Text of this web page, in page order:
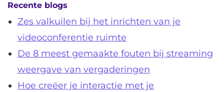
Recente blogs
Zes valkuilen bij het inrichten van je
videoconferentie ruimte
De 8 meest gemaakte fouten bij streaming
weergave van vergaderingen
Hoe creëer je interactie met je